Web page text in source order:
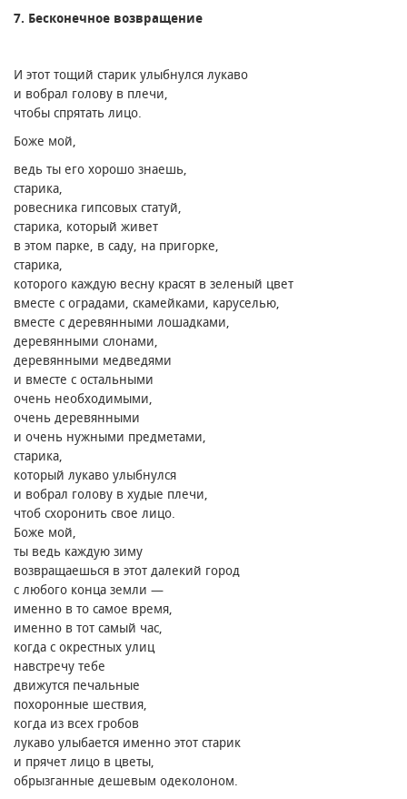
7. Бесконечное возвращение
И этот тощий старик улыбнулся лукаво
и вобрал голову в плечи,
чтобы спрятать лицо.
Боже мой,
ведь ты его хорошо знаешь,
старика,
ровесника гипсовых статуй,
старика, который живет
в этом парке, в саду, на пригорке,
старика,
которого каждую весну красят в зеленый цвет
вместе с оградами, скамейками, каруселью,
вместе с деревянными лошадками,
деревянными слонами,
деревянными медведями
и вместе с остальными
очень необходимыми,
очень деревянными
и очень нужными предметами,
старика,
который лукаво улыбнулся
и вобрал голову в худые плечи,
чтоб схоронить свое лицо.
Боже мой,
ты ведь каждую зиму
возвращаешься в этот далекий город
с любого конца земли —
именно в то самое время,
именно в тот самый час,
когда с окрестных улиц
навстречу тебе
движутся печальные
похоронные шествия,
когда из всех гробов
лукаво улыбается именно этот старик
и прячет лицо в цветы,
обрызганные дешевым одеколоном.